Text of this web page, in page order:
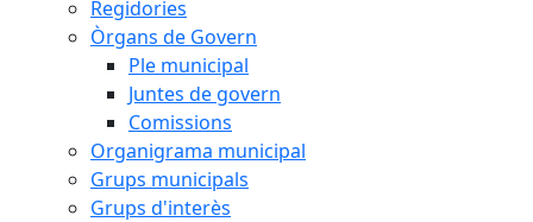
Regidories
Òrgans de Govern
Ple municipal
Juntes de govern
Comissions
Organigrama municipal
Grups municipals
Grups d'interès